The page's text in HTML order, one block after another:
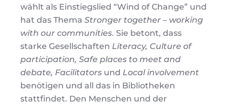
wählt als Einstiegslied “Wind of Change” und
hat das Thema Stronger together – working
with our communities. Sie betont, dass
starke Gesellschaften Literacy, Culture of
participation, Safe places to meet and
debate, Facilitators und Local involvement
benötigen und all das in Bibliotheken
stattfindet. Den Menschen und der